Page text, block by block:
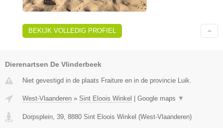
BEKIJK VOLLEDIG PROFIEL
Dierenartsen De Vlinderbeek
Niet gevestigd in de plaats Fraiture en in de provincie Luik.
West-Vlaanderen » Sint Eloois Winkel | Google maps ▼
Dorpsplein, 39 8880 Sint Eloois Winkel (West-Vlaanderen)